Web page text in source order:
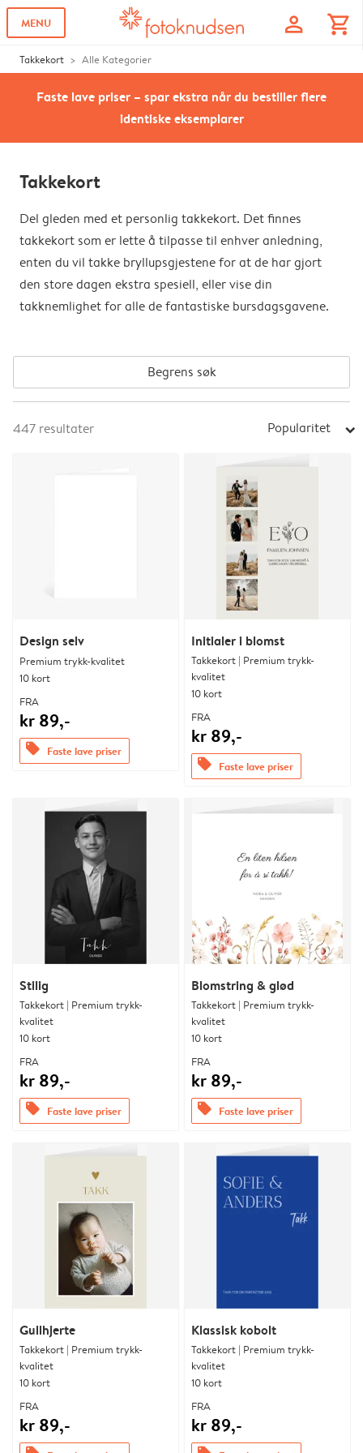
MENU profile shopping_cart
Takkekort Alle Kategorier
Faste lave priser – spar ekstra når du bestiller flere
identiske eksemplarer
Takkekort
Del gleden med et personlig takkekort. Det finnes
takkekort som er lette å tilpasse til enhver anledning,
enten du vil takke bryllupsgjestene for at de har gjort
den store dagen ekstra spesiell, eller vise din
takknemlighet for alle de fantastiske bursdagsgavene.
Begrens søk
447 resultater Popularitet arrow_right
Design selv
Premium trykk-kvalitet
10 kort
FRA
kr 89,-
offers Faste lave priser
Initialer i blomst
Takkekort | Premium trykk-
kvalitet
10 kort
FRA
kr 89,-
offers Faste lave priser
Stilig
Takkekort | Premium trykk-
kvalitet
10 kort
FRA
kr 89,-
offers Faste lave priser
Blomstring & glød
Takkekort | Premium trykk-
kvalitet
10 kort
FRA
kr 89,-
offers Faste lave priser
Gullhjerte
Takkekort | Premium trykk-
kvalitet
10 kort
FRA
kr 89,-
Klassisk kobolt
Takkekort | Premium trykk-
kvalitet
10 kort
FRA
kr 89,-